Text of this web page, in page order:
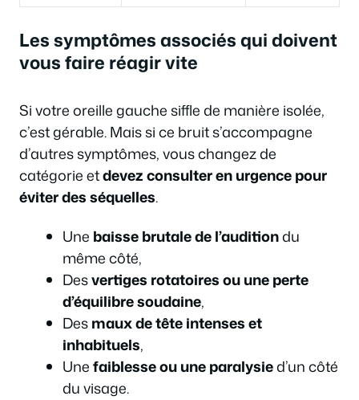
Les symptômes associés qui doivent
vous faire réagir vite
Si votre oreille gauche siffle de manière isolée,
c’est gérable. Mais si ce bruit s’accompagne
d’autres symptômes, vous changez de
catégorie etdevez consulter en urgence pour
éviter des séquelles.
Une baisse brutale de l’auditiondu
même côté,
Desvertiges rotatoires ou une perte
d’équilibre soudaine,
Desmaux de tête intenses et
inhabituels,
Unefaiblesse ou une paralysied’un côté
du visage.